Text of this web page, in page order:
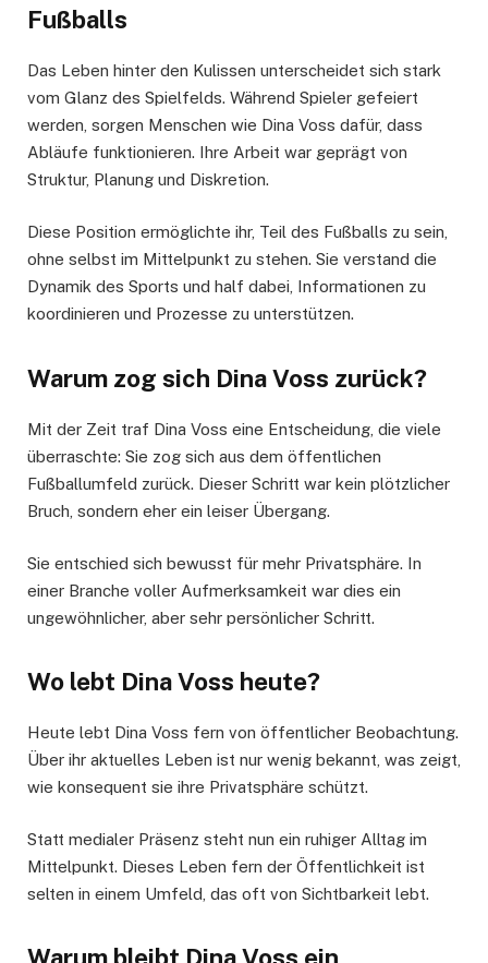
Fußballs
Das Leben hinter den Kulissen unterscheidet sich stark
vom Glanz des Spielfelds. Während Spieler gefeiert
werden, sorgen Menschen wie Dina Voss dafür, dass
Abläufe funktionieren. Ihre Arbeit war geprägt von
Struktur, Planung und Diskretion.
Diese Position ermöglichte ihr, Teil des Fußballs zu sein,
ohne selbst im Mittelpunkt zu stehen. Sie verstand die
Dynamik des Sports und half dabei, Informationen zu
koordinieren und Prozesse zu unterstützen.
Warum zog sich Dina Voss zurück?
Mit der Zeit traf Dina Voss eine Entscheidung, die viele
überraschte: Sie zog sich aus dem öffentlichen
Fußballumfeld zurück. Dieser Schritt war kein plötzlicher
Bruch, sondern eher ein leiser Übergang.
Sie entschied sich bewusst für mehr Privatsphäre. In
einer Branche voller Aufmerksamkeit war dies ein
ungewöhnlicher, aber sehr persönlicher Schritt.
Wo lebt Dina Voss heute?
Heute lebt Dina Voss fern von öffentlicher Beobachtung.
Über ihr aktuelles Leben ist nur wenig bekannt, was zeigt,
wie konsequent sie ihre Privatsphäre schützt.
Statt medialer Präsenz steht nun ein ruhiger Alltag im
Mittelpunkt. Dieses Leben fern der Öffentlichkeit ist
selten in einem Umfeld, das oft von Sichtbarkeit lebt.